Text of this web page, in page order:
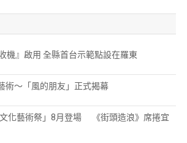
機』啟用 全縣首台示範點設在羅東
術～「風的朋友」正式揭幕
文化藝術祭」8月登場 《街頭造浪》席捲宜